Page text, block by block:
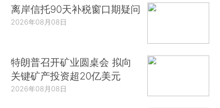
离岸信托90天补税窗口期疑问
2026年08月08日
特朗普召开矿业圆桌会 拟向
关键矿产投资超20亿美元
2026年08月08日